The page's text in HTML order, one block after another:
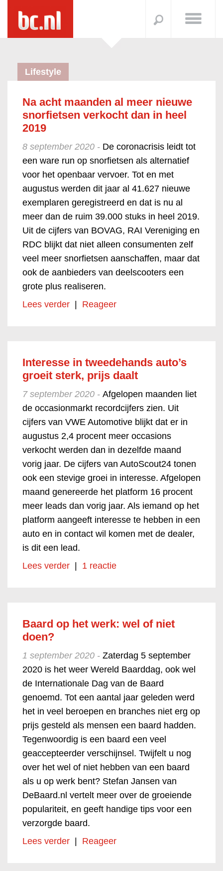
Lifestyle
Na acht maanden al meer nieuwe
snorfietsen verkocht dan in heel
2019
8 september 2020 - De coronacrisis leidt tot
een ware run op snorfietsen als alternatief
voor het openbaar vervoer. Tot en met
augustus werden dit jaar al 41.627 nieuwe
exemplaren geregistreerd en dat is nu al
meer dan de ruim 39.000 stuks in heel 2019.
Uit de cijfers van BOVAG, RAI Vereniging en
RDC blijkt dat niet alleen consumenten zelf
veel meer snorfietsen aanschaffen, maar dat
ook de aanbieders van deelscooters een
grote plus realiseren.
Lees verder
Reageer
Interesse in tweedehands auto’s
groeit sterk, prijs daalt
7 september 2020 - Afgelopen maanden liet
de occasionmarkt recordcijfers zien. Uit
cijfers van VWE Automotive blijkt dat er in
augustus 2,4 procent meer occasions
verkocht werden dan in dezelfde maand
vorig jaar. De cijfers van AutoScout24 tonen
ook een stevige groei in interesse. Afgelopen
maand genereerde het platform 16 procent
meer leads dan vorig jaar. Als iemand op het
platform aangeeft interesse te hebben in een
auto en in contact wil komen met de dealer,
is dit een lead.
Lees verder
1 reactie
Baard op het werk: wel of niet
doen?
1 september 2020 - Zaterdag 5 september
2020 is het weer Wereld Baarddag, ook wel
de Internationale Dag van de Baard
genoemd. Tot een aantal jaar geleden werd
het in veel beroepen en branches niet erg op
prijs gesteld als mensen een baard hadden.
Tegenwoordig is een baard een veel
geaccepteerder verschijnsel. Twijfelt u nog
over het wel of niet hebben van een baard
als u op werk bent? Stefan Jansen van
DeBaard.nl vertelt meer over de groeiende
populariteit, en geeft handige tips voor een
verzorgde baard.
Lees verder
Reageer